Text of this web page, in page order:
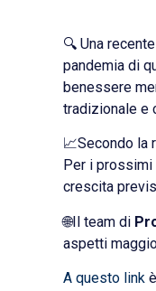
🔍 Una
pandemia di
benessere
tradizionale e
📈Secondo la
Per i prossimi
crescita
🌐Il team di
aspetti
A questo link